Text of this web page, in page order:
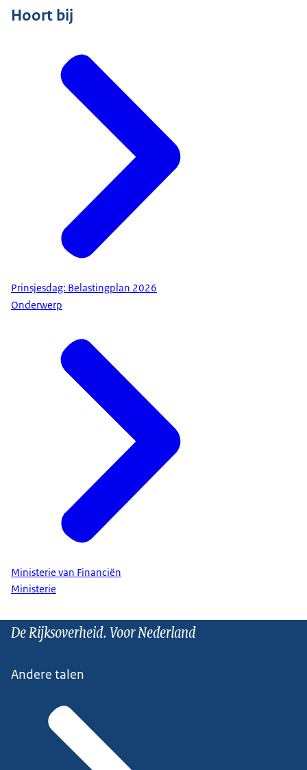
Hoort bij
Prinsjesdag: Belastingplan 2026
Onderwerp
Ministerie van Financiën
Ministerie
De Rijksoverheid. Voor Nederland
Andere talen